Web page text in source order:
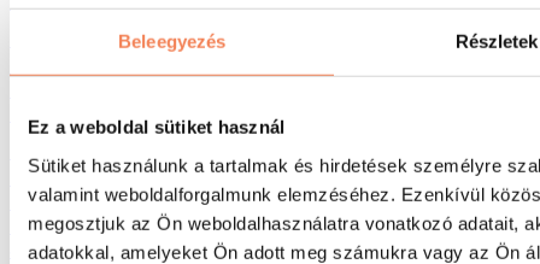
Beleegyezés Részletek
Ez a weboldal sütiket használ
Sütiket használunk a tartalmak és hirdetések személyre
valamint weboldalforgalmunk elemzéséhez. Ezenkívül
megosztjuk az Ön weboldalhasználatra vonatkozó adatait,
adatokkal, amelyeket Ön adott meg számukra vagy az Ön
Táskák & hátizsákok
Hátizsákok
Futás
Küzdősportok
Kerékpározás
Jóga és pilates